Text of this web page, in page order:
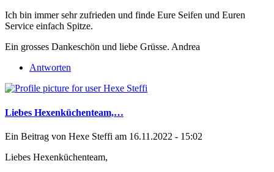
Ich bin immer sehr zufrieden und finde Eure Seifen und Euren
Service einfach Spitze.
Ein grosses Dankeschön und liebe Grüsse. Andrea
Antworten
Liebes Hexenküchenteam,…
Ein Beitrag von Hexe Steffi am 16.11.2022 - 15:02
Liebes Hexenküchenteam,